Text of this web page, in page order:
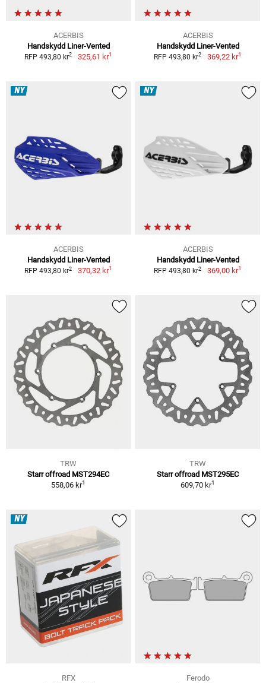
ACERBIS
Handskydd Liner-Vented
RFP 493,80 kr2 325,61 kr1
ACERBIS
Handskydd Liner-Vented
RFP 493,80 kr2 369,22 kr1
NY
ACERBIS
Handskydd Liner-Vented
RFP 493,80 kr2 370,32 kr1
NY
ACERBIS
Handskydd Liner-Vented
RFP 493,80 kr2 369,00 kr1
TRW
Starr offroad MST294EC
558,06 kr1
TRW
Starr offroad MST295EC
609,70 kr1
NY
RFX
Ferodo